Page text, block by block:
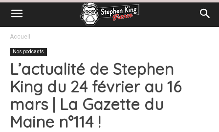
Accueil
Nos podcasts
L’actualité de Stephen
King du 24 février au 16
mars | La Gazette du
Maine n°114 !